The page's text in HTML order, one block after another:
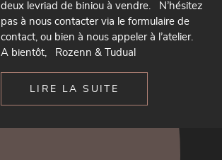
deux levriad de biniou à vendre. N’hésitez
pas à nous contacter via le formulaire de
contact, ou bien à nous appeler à l’atelier.
A bientôt, Rozenn & Tudual
LIRE LA SUITE